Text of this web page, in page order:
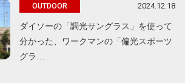
OUTDOOR 2024.12.18
ダイソーの「調光サングラス」を使って
分かった、ワークマンの「偏光スポーツ
グラ…